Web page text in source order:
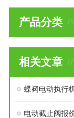
产品分类
相关文章
蝶阀电动执行
电动截止阀报